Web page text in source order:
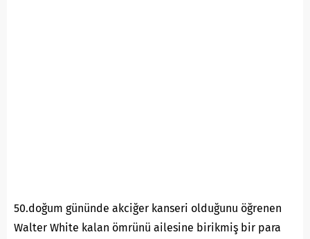
50.doğum gününde akciğer kanseri olduğunu öğrenen
Walter White kalan ömrünü ailesine birikmiş bir para